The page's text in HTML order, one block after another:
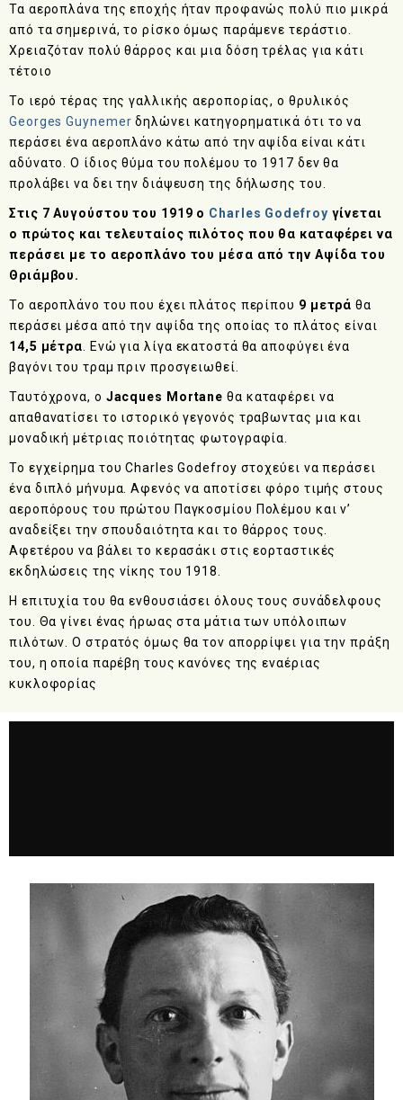
Τα αεροπλάνα της εποχής ήταν προφανώς πολύ πιο μικρά
από τα σημερινά, το ρίσκο όμως παράμενε τεράστιο.
Χρειαζόταν πολύ θάρρος και μια δόση τρέλας για κάτι
τέτοιο
Το ιερό τέρας της γαλλικής αεροπορίας, ο θρυλικός
Georges Guynemer δηλώνει κατηγορηματικά ότι το να
περάσει ένα αεροπλάνο κάτω από την αψίδα είναι κάτι
αδύνατο. Ο ίδιος θύμα του πολέμου το 1917 δεν θα
προλάβει να δει την διάψευση της δήλωσης του.
Στις 7 Αυγούστου του 1919 o Charles Godefroy γίνεται
ο πρώτος και τελευταίος πιλότος που θα καταφέρει να
περάσει με το αεροπλάνο του μέσα από την Αψίδα του
Θριάμβου.
Το αεροπλάνο του που έχει πλάτος περίπου 9 μετράθα
περάσει μέσα από την αψίδα της οποίας το πλάτος είναι
14,5 μέτρα . Ενώ για λίγα εκατοστά θα αποφύγει ένα
βαγόνι του τραμ πριν προσγειωθεί.
Ταυτόχρονα, ο Jacques Mortane θα καταφέρει να
απαθανατίσει το ιστορικό γεγονός τραβωντας μια και
μοναδική μέτριας ποιότητας φωτογραφία.
Το εγχείρημα του Charles Godefroy στοχεύει να περάσει
ένα διπλό μήνυμα. Αφενός να αποτίσει φόρο τιμής στους
αεροπόρους του πρώτου Παγκοσμίου Πολέμου και ν’
αναδείξει την σπουδαιότητα και το θάρρος τους.
Αφετέρου να βάλει το κερασάκι στις εορταστικές
εκδηλώσεις της νίκης του 1918.
Η επιτυχία του θα ενθουσιάσει όλους τους συνάδελφους
του. Θα γίνει ένας ήρωας στα μάτια των υπόλοιπων
πιλότων. Ο στρατός όμως θα τον απορρίψει για την πράξη
του, η οποία παρέβη τους κανόνες της εναέριας
κυκλοφορίας